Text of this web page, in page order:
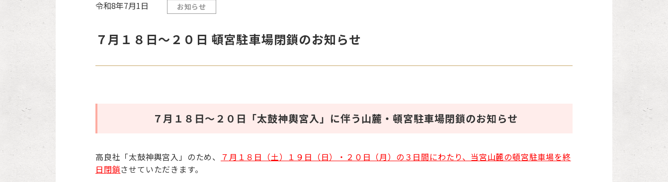
令和8年7月1日 お知らせ
７月１８日～２０日 頓宮駐車場閉鎖のお知らせ
７月１８日～２０日「太鼓神輿宮入」に伴う山麓・頓宮駐車場閉鎖のお知らせ
高良社「太鼓神輿宮入」のため、 ７ 月１８日（土）１９日（日）・２０日（月）の３日間にわたり、当宮山麓の頓宮駐車場を終
日閉鎖させていただきます。